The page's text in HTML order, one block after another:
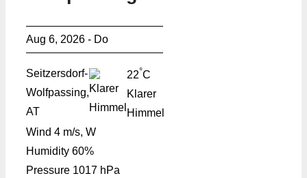
Aug 6, 2026 - Do
Seitzersdorf-
Wolfpassing,
AT
22°C
Klarer
Himmel
Wind 4 m/s, W
Humidity 60%
Pressure 1017 hPa